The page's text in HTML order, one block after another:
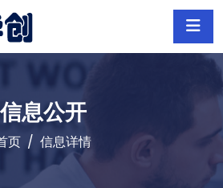
信息公开
页 信息详情